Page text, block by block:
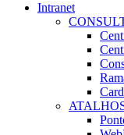
Intranet